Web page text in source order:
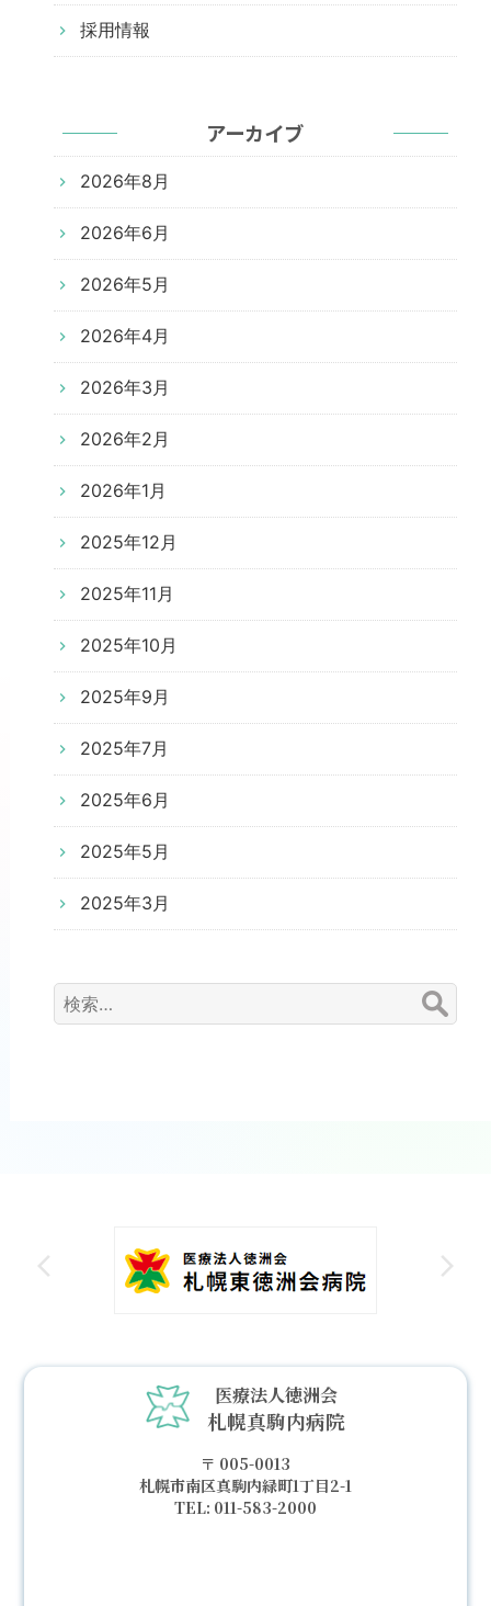
ョ
ン
採用情報
アーカイブ
2026年8月
2026年6月
2026年5月
2026年4月
2026年3月
2026年2月
2026年1月
2025年12月
2025年11月
2025年10月
2025年9月
2025年7月
2025年6月
2025年5月
2025年3月
検
索:
医療法人徳洲会
札幌真駒内病院
005-0013
札幌市南区真駒内緑町1丁目2-1
011-583-2000